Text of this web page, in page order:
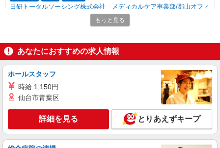
日研トータルソーシング株式会社 メディカルケア事業部/郡山オフィ
看護助手（ナースエイド）
幅は経験・能力による
福島県白河市 【最寄駅】JR東北本線「久田
キープ 詳細を見る
株式会社kotrio /●SD-H-1993115
≪日払いOK！≫病院の看護助手＊即日勤務も
もっと見る
あなたにおすすめの求人情報
ホールスタッフ
時給 1,150円
仙台市青葉区
詳細を見る とりあえずキープ